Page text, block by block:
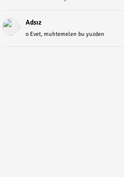
Adsız
o Evet, muhtemelen bu yuzden